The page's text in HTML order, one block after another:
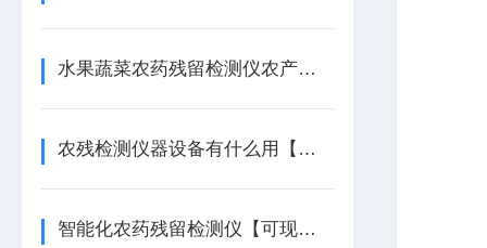
水果蔬菜农药残留检测仪农产品菊酯类有机氯农药检测仪的创新突破
农残检测仪器设备有什么用【高精度检测】农残检测仪器设备
智能化农药残留检测仪【可现场检测】多功能农残快检仪